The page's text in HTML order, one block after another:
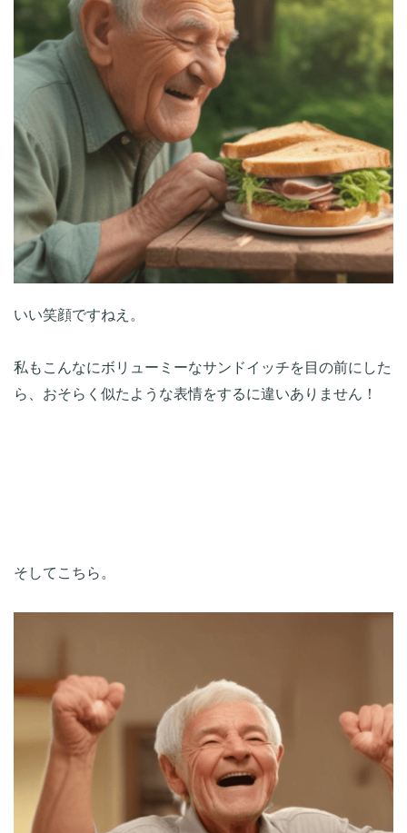
いい笑顔ですねえ。
私もこんなにボリューミーなサンドイッチを目の前にした
ら、おそらく似たような表情をするに違いありません！
そしてこちら。